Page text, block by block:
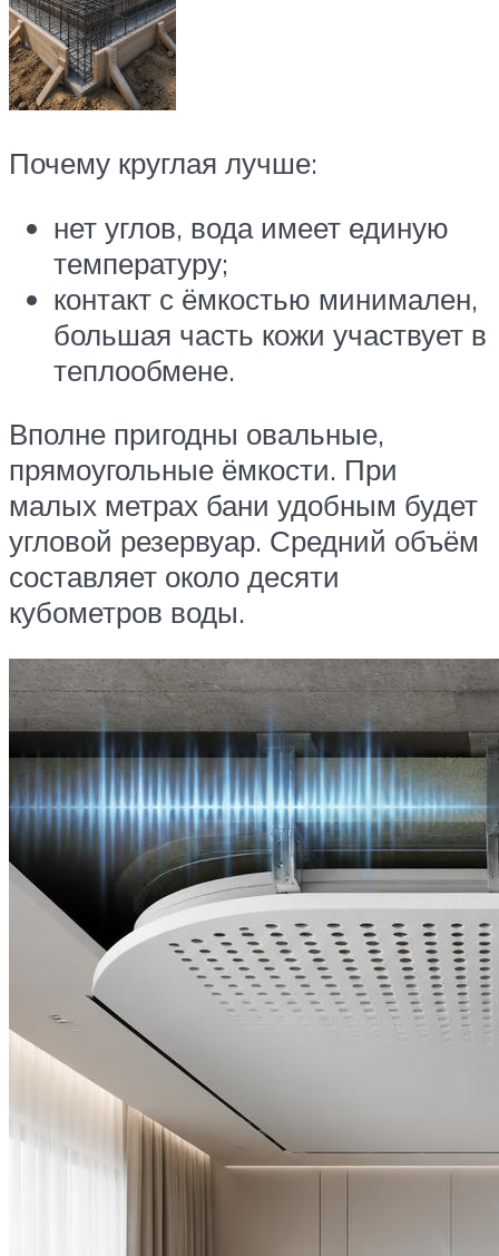
Почему круглая лучше:
нет углов, вода имеет единую
температуру;
контакт с ёмкостью минимален,
большая часть кожи участвует в
теплообмене.
Вполне пригодны овальные,
прямоугольные ёмкости. При
малых метрах бани удобным будет
угловой резервуар. Средний объём
составляет около десяти
кубометров воды.